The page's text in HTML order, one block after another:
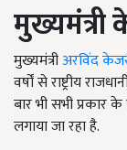
मुख्यमंत्री
मुख्यमंत्रीअरविंद
वर्षों से राष्ट्रीय
बार भी सभी प्रकार
लगाया जा रहा है.